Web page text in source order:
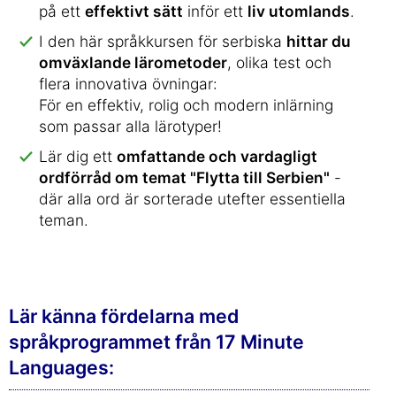
på ett effektivt sätt inför ett liv utomlands.
I den här språkkursen för serbiska hittar du
omväxlande lärometoder, olika test och
flera innovativa övningar:
För en effektiv, rolig och modern inlärning
som passar alla lärotyper!
Lär dig ett omfattande och vardagligt
ordförråd om temat "Flytta till Serbien" -
där alla ord är sorterade utefter essentiella
teman.
Lär känna fördelarna med
språkprogrammet från 17 Minute
Languages: